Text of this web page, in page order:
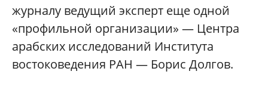
журналу ведущий эксперт еще одной
«профильной организации» — Центра
арабских исследований Института
востоковедения РАН — Борис Долгов.